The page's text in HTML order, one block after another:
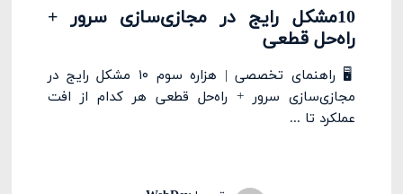
10مشکل رایج در مجازی‌سازی سرور +
راه‌حل قطعی
🖥️ راهنمای تخصصی | هزاره سوم ۱۰ مشکل رایج در
مجازی‌سازی سرور + راه‌حل قطعی هر کدام از افت
عملکرد تا ...